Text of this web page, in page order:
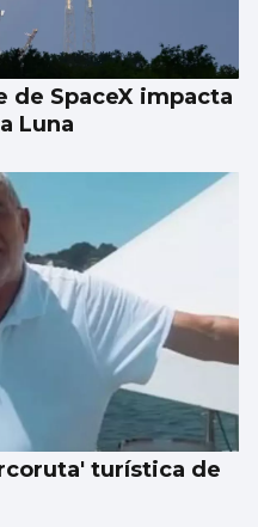
de SpaceX impacta
Luna
turística de